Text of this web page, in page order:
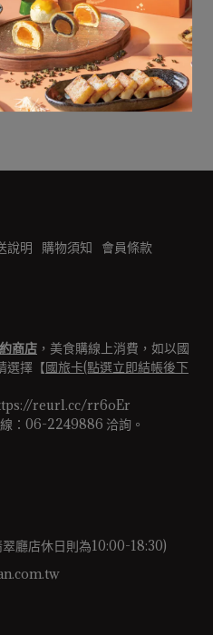
說明 購物須知
會員條款
商店 ，美食購線上消費，如以國
選擇【國旅卡(點選立即結帳後下
reurl.cc/rr6oEr
：06-2249886 洽詢。
廳店休日則為10:00-18:30)